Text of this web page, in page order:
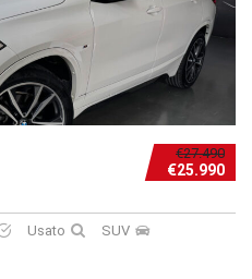
€27.490
€25.990
Usato
SUV